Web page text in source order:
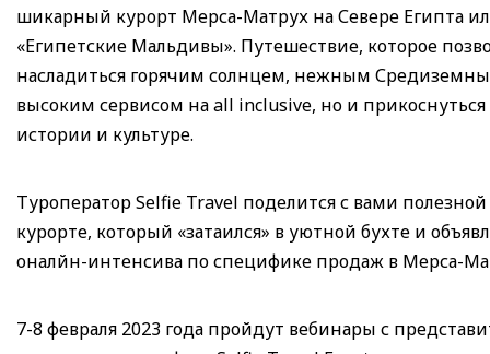
шикарный курорт Мерса-Матрух на Севере Египта
«Египетские Мальдивы». Путешествие, которое
насладиться горячим солнцем, нежным
высоким сервисом на all inclusive, но и прикоснуться
истории и культуре.
Туроператор Selfie Travel поделится с вами
курорте, который «затаился» в уютной бухте и
оналйн-интенсива по специфике продаж в Мерса-
7-8 февраля 2023 года пройдут вебинары с